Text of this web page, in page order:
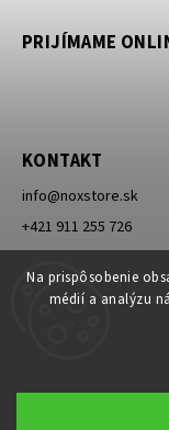
Na prispôsobenie
médií a analýzu
PRIJÍMAME
KONTAKT
info@noxstore.sk
+421 911 255 726
Facebook